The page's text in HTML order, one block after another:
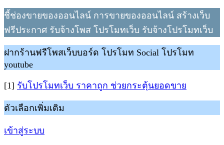
ชี้ช่องขายของออนไลน์ การขายของออนไลน์ สร้างเว็บ
ฟรีประกาศ รับจ้างโพส โปรโมทเว็บ รับจ้างโปรโมทเว็บ
ฝากร้านฟรีโพสเว็บบอร์ด โปรโมท Social โปรโมท
youtube
[1] รับโปรโมทเว็บ ราคาถูก ช่วยกระตุ้นยอดขาย
ตัวเลือกเพิ่มเติม
เข้าสู่ระบบ